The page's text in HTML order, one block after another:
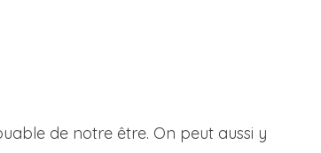
de notre être. On peut aussi y